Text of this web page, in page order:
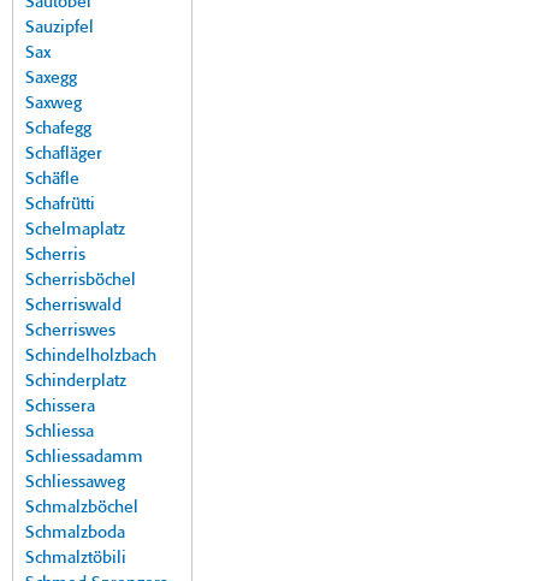
Sauzipfel
Sax
Saxegg
Saxweg
Schafegg
Schafläger
Schäfle
Schafrütti
Schelmaplatz
Scherris
Scherrisböchel
Scherriswald
Scherriswes
Schindelholzbach
Schinderplatz
Schissera
Schliessa
Schliessadamm
Schliessaweg
Schmalzböchel
Schmalzboda
Schmalztöbili